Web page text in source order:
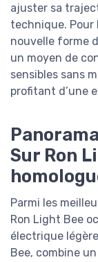
ajuster sa
technique.
nouvelle forme
un moyen de
sensibles sans
profitant d’une
Sur Ron
Parmi les
Ron Light Bee
électrique
Bee, combine